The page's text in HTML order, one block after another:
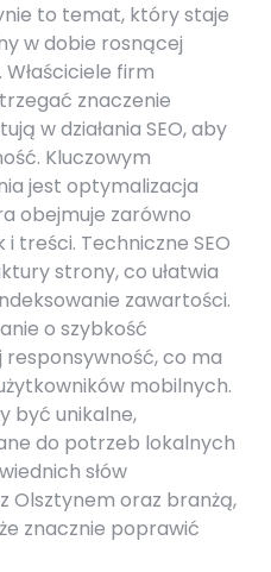
to temat, który staje
w dobie rosnącej
firm
znaczenie
w działania SEO, aby
Kluczowym
jest optymalizacja
obejmuje zarówno
treści. Techniczne SEO
strony, co ułatwia
zawartości.
o szybkość
responsywność, co ma
mobilnych.
być unikalne,
do potrzeb lokalnych
słów
Olsztynem oraz branżą,
znacznie poprawić